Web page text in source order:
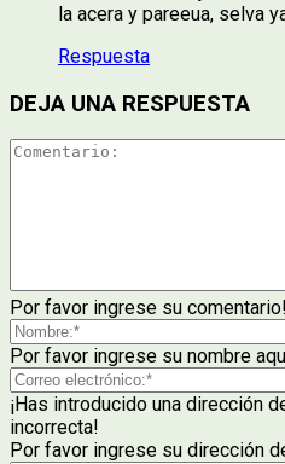
la acera y pareeua, selva
Respuesta
DEJA UNA RESPUESTA
Por favor ingrese su comentario!
Por favor ingrese su nombre
¡Has introducido una dirección
incorrecta!
Por favor ingrese su dirección